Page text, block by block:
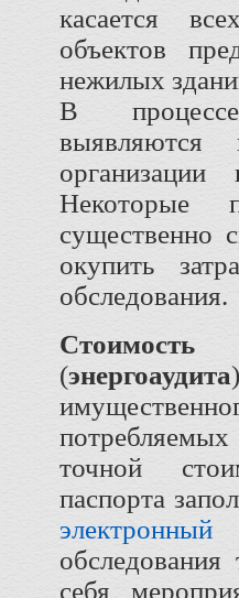
касается
объектов
нежилых
В процессе
выявляются
Некоторые
существенно
окупить
обследования.
Стоимость
(энергоаудита
точной
паспорта
электронный
себя